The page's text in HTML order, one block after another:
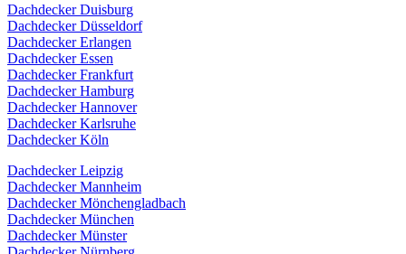
Dachdecker Duisburg
Dachdecker Düsseldorf
Dachdecker Erlangen
Dachdecker Essen
Dachdecker Frankfurt
Dachdecker Hamburg
Dachdecker Hannover
Dachdecker Karlsruhe
Dachdecker Köln
Dachdecker Leipzig
Dachdecker Mannheim
Dachdecker Mönchengladbach
Dachdecker München
Dachdecker Münster